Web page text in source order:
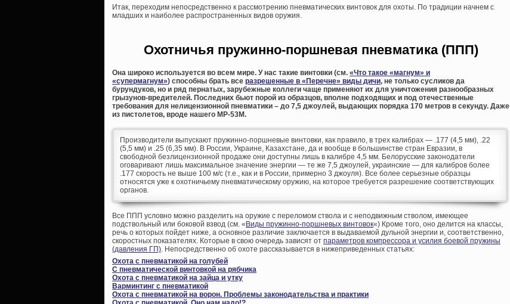
Итак, переходим непосредственно к рассмотрению пневматических винтовок для охоты. По традиции начнем с
младших и наиболее распространенных видов оружия.
Охотничья пружинно-поршневая пневматика (ППП)
Она широко используется во всем мире. У нас такие винтовки (см. «Что такое «магнум» и
«супермагнум») способны брать все разрешенные в «Перечне» виды дичи, не только сусликов да
бурундуков, но и ряд пернатых, зарубежные коллеги чаще применяют их для уничтожения разнообразных
грызунов-вредителей. Последних бьют порой из образцов, вполне подходящих и под отечественные
требования для нелицензионной пневматики – до 7,5 джоулей, выдающих порядка 170 метров в секунду. Даже
из пистолетов, вроде нашего МР-53М.
Производители выпускают пружинно-поршневые винтовки, как правило, в трех калибрах — .177 (4,5 мм), .22
(5,5 мм) и .25 (6,35 мм). В России, Украине, Казахстане, да и вообще в большинстве стран Евразии, в
свободной безлицензионной продаже они доступны лишь в калибре 4,5 мм. Белорусские законодатели
оговаривают лишь максимальное значение энергии — те же 7,5 джоулей, украинские — для калибров более
.177 скорость не выше 100 м/с (т.е., как и в России, примерно 3 джоуля). Все более серьезные образцы
относятся уже к охотничьему пневматическому оружию, на которое требуется разрешение соответствующих
органов.
Все ППП условно можно разделить на оружие с переломом ствола и с неподвижным стволом, имеющее
подствольный или боковой взвод (см. « Виды пружинно-поршневых винтовок«) Кроме того, оно делится на классы,
речь о которых пойдет ниже, а основное различие заключается в выдаваемой дульной энергии и, соответственно,
скоростных показателях. Которые в свою очередь зависят от параметров компрессора и усилия боевой пружины
(давления ГП). Непосредственно об охоте рассказывается в нижеприведенных статьях:
Охота с пневматикой на голубей
С пневматической винтовкой на рябчика
Охота с пневматикой на зайца и утку
Варминтинг с пневматикой
Охота с пневматикой на ворон. Проблемы законодательства и практики